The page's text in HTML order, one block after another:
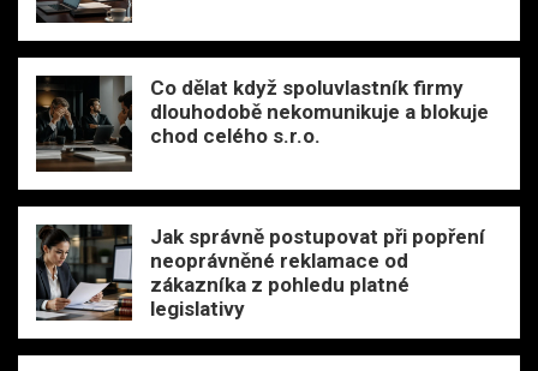
Co dělat když spoluvlastník firmy
dlouhodobě nekomunikuje a blokuje
chod celého s.r.o.
Jak správně postupovat při popření
neoprávněné reklamace od
zákazníka z pohledu platné
legislativy